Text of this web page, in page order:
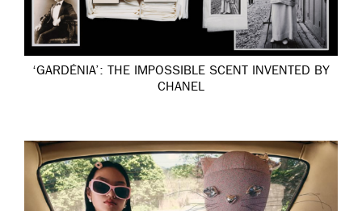
‘GARDÉNIA’: THE IMPOSSIBLE SCENT INVENTED BY
CHANEL